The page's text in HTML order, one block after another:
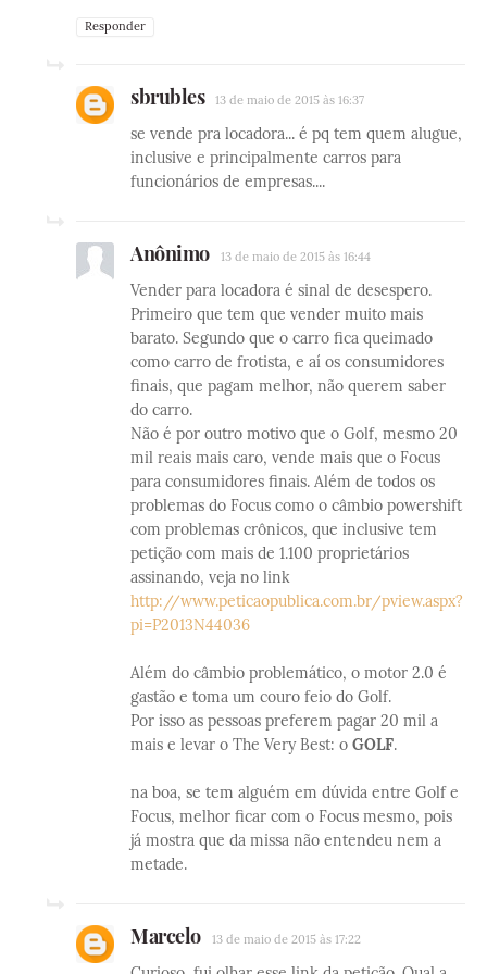
Responder
sbrubles 13 de maio de 2015 às 16:37
se vende pra locadora... é pq tem quem alugue,
inclusive e principalmente carros para
funcionários de empresas....
Anônimo 13 de maio de 2015 às 16:44
Vender para locadora é sinal de desespero.
Primeiro que tem que vender muito mais
barato. Segundo que o carro fica queimado
como carro de frotista, e aí os consumidores
finais, que pagam melhor, não querem saber
do carro.
Não é por outro motivo que o Golf, mesmo 20
mil reais mais caro, vende mais que o Focus
para consumidores finais. Além de todos os
problemas do Focus como o câmbio powershift
com problemas crônicos, que inclusive tem
petição com mais de 1.100 proprietários
assinando, veja no link
http://www.peticaopublica.com.br/pview.aspx?
pi=P2013N44036
Além do câmbio problemático, o motor 2.0 é
gastão e toma um couro feio do Golf.
Por isso as pessoas preferem pagar 20 mil a
mais e levar o The Very Best: o GOLF.
na boa, se tem alguém em dúvida entre Golf e
Focus, melhor ficar com o Focus mesmo, pois
já mostra que da missa não entendeu nem a
metade.
Marcelo 13 de maio de 2015 às 17:22